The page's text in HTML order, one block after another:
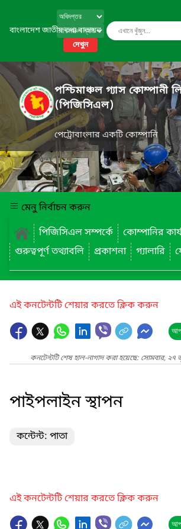
বাংলাদেশ জাতীয় তথ্য বাতায়ন
দেখুন
পশ্চিমাঞ্চল গ্যাস কোম্পানী
(পিজিসিএল)
পেট্রোবাংলার একটি কোম্পানি
মেনু নির্বাচন করুন
পিজিসিএল সম্পর্কে
কোম্পানির
গুরুত্বপূর্ণ তথ্যাবলি
প্রকাশনা গ্যালারি
এই কনটেন্টটি শেয়ার করতে ক্লিক করুন
কনটেন্টটি শেষ হাল-নাগাদ করা হয়েছে: সোমবার,
পাইপলাইন স্থাপন
কন্টেন্ট: পাতা
এই কনটেন্টটি শেয়ার করতে ক্লিক করুন